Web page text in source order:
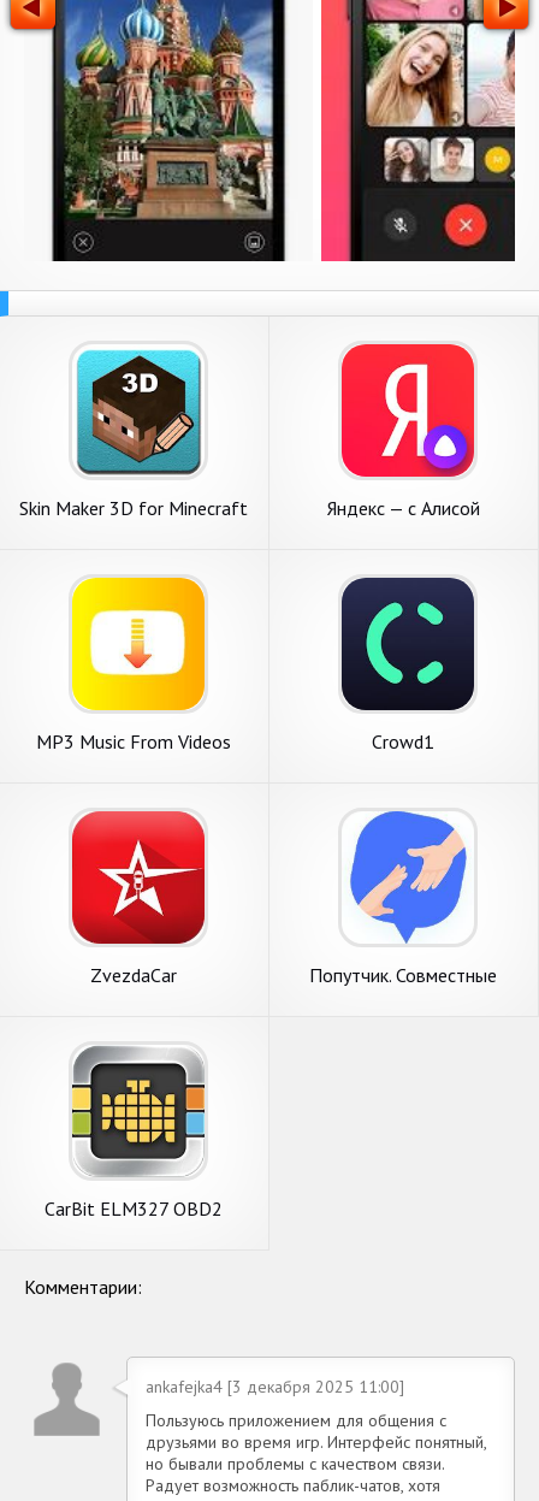
Skin Maker 3D for Minecraft Яндекс — с Алисой
MP3 Music From Videos Crowd1
ZvezdaCar
Попутчик. Совместные
CarBit ELM327 OBD2
Комментарии:
ankafejka4 [3 декабря 2025 11:00]
Пользуюсь приложением для общения с
друзьями во время игр. Интерфейс понятный,
но бывали проблемы с качеством связи.
Радует возможность паблик-чатов, хотя